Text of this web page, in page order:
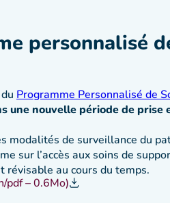
personnalisé
Programme Personnalisé de
une nouvelle période de prise
modalités de surveillance du
sur l’accès aux soins de
révisable au cours du temps.
pdf – 0.6Mo)